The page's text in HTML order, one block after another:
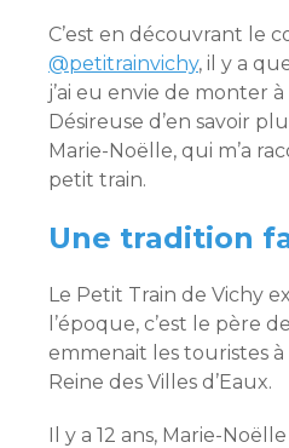
C’est en découvrant le
@petitrainvichy, il y a
j’ai eu envie de monter
Désireuse d’en savoir
Marie-Noëlle, qui m’a
petit train.
Une tradition
Le Petit Train de Vichy
l’époque, c’est le père
emmenait les touristes
Reine des Villes d’Eaux.
Il y a 12 ans, Marie-